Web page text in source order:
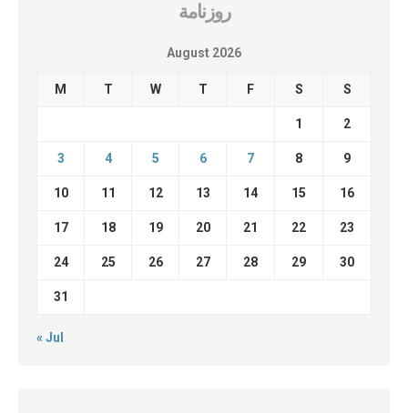
روزنامة
August 2026
M T W T F S S
1 2
3 4 5 6 7 8 9
10 11 12 13 14 15 16
17 18 19 20 21 22 23
24 25 26 27 28 29 30
31
« Jul